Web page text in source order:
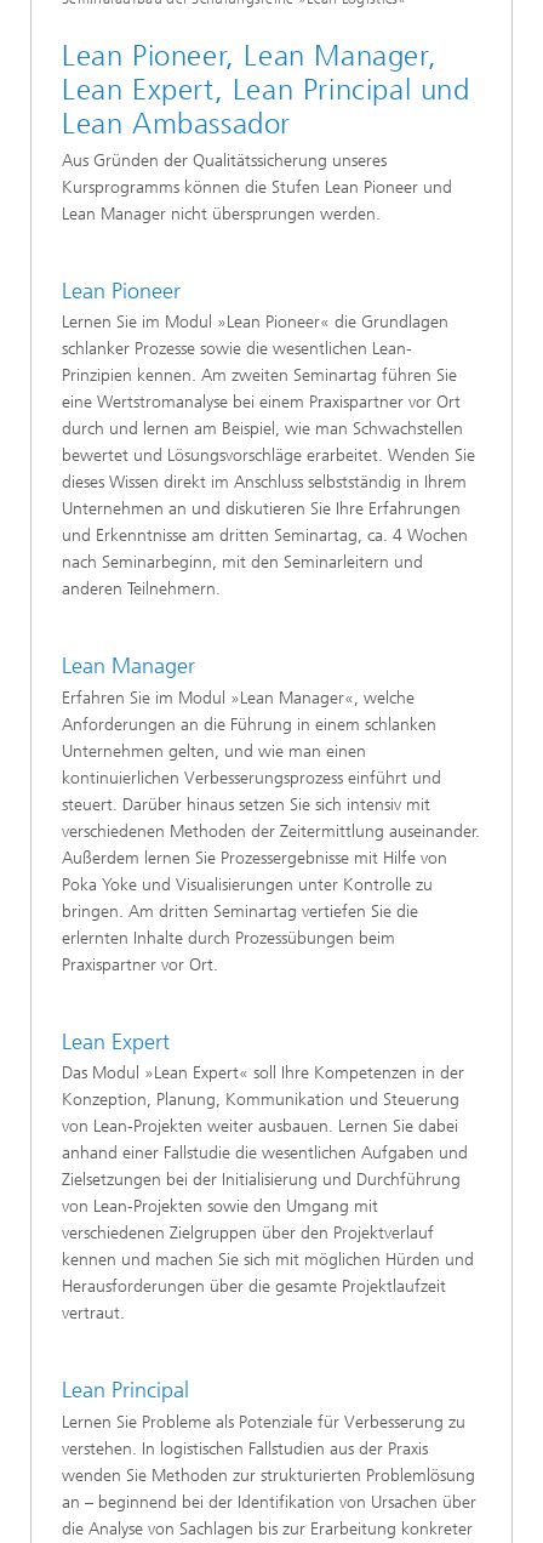
Lean Pioneer, Lean Manager,
Lean Expert, Lean Principal und
Lean Ambassador
Aus Gründen der Qualitätssicherung unseres
Kursprogramms können die Stufen Lean Pioneer und
Lean Manager nicht übersprungen werden.
Lean Pioneer
Lernen Sie im Modul »Lean Pioneer« die Grundlagen
schlanker Prozesse sowie die wesentlichen Lean-
Prinzipien kennen. Am zweiten Seminartag führen Sie
eine Wertstromanalyse bei einem Praxispartner vor Ort
durch und lernen am Beispiel, wie man Schwachstellen
bewertet und Lösungsvorschläge erarbeitet. Wenden Sie
dieses Wissen direkt im Anschluss selbstständig in Ihrem
Unternehmen an und diskutieren Sie Ihre Erfahrungen
und Erkenntnisse am dritten Seminartag, ca. 4 Wochen
nach Seminarbeginn, mit den Seminarleitern und
anderen Teilnehmern.
Lean Manager
Erfahren Sie im Modul »Lean Manager«, welche
Anforderungen an die Führung in einem schlanken
Unternehmen gelten, und wie man einen
kontinuierlichen Verbesserungsprozess einführt und
steuert. Darüber hinaus setzen Sie sich intensiv mit
verschiedenen Methoden der Zeitermittlung auseinander.
Außerdem lernen Sie Prozessergebnisse mit Hilfe von
Poka Yoke und Visualisierungen unter Kontrolle zu
bringen. Am dritten Seminartag vertiefen Sie die
erlernten Inhalte durch Prozessübungen beim
Praxispartner vor Ort.
Lean Expert
Das Modul »Lean Expert« soll Ihre Kompetenzen in der
Konzeption, Planung, Kommunikation und Steuerung
von Lean-Projekten weiter ausbauen. Lernen Sie dabei
anhand einer Fallstudie die wesentlichen Aufgaben und
Zielsetzungen bei der Initialisierung und Durchführung
von Lean-Projekten sowie den Umgang mit
verschiedenen Zielgruppen über den Projektverlauf
kennen und machen Sie sich mit möglichen Hürden und
Herausforderungen über die gesamte Projektlaufzeit
vertraut.
Lean Principal
Lernen Sie Probleme als Potenziale für Verbesserung zu
verstehen. In logistischen Fallstudien aus der Praxis
wenden Sie Methoden zur strukturierten Problemlösung
an – beginnend bei der Identifikation von Ursachen über
die Analyse von Sachlagen bis zur Erarbeitung konkreter